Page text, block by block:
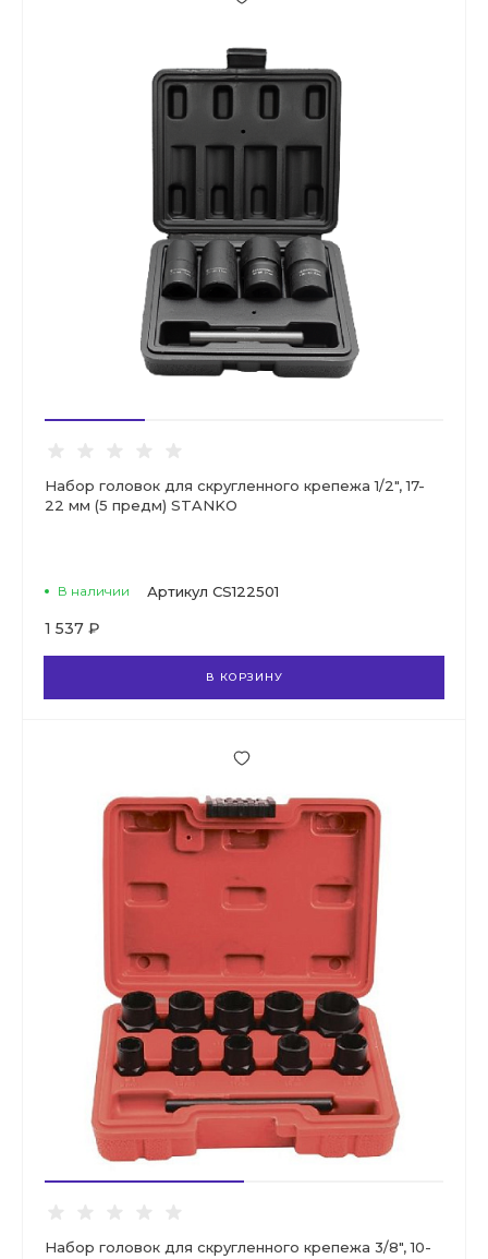
Набор головок для скругленного крепежа 1/2", 17-
22 мм (5 предм) STANKO
В наличии Артикул CS122501
1 537 ₽
В КОРЗИНУ
Набор головок для скругленного крепежа 3/8", 10-